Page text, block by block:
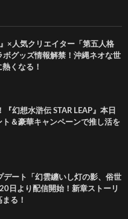
×人気クリエイター「第五人格
グッズ情報解禁！沖縄ネオな世
くなる！
幻想水滸伝 STAR LEAP』本日
＆豪華キャンペーンで推し活を
デート「幻雲纏いし灯の影、俗世
日より配信開始！新章ストーリ
る！